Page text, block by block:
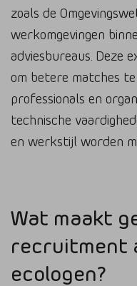
zoals de
werkomgevingen
adviesbureaus. Deze
om betere matches
professionals en
technische
en werkstijl worden
Wat maakt
recruitment
ecologen?